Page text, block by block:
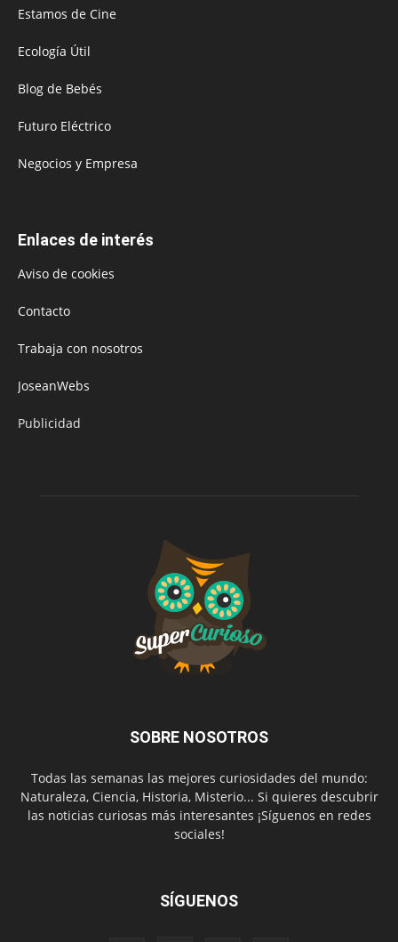
Estamos de Cine
Ecología Útil
Blog de Bebés
Futuro Eléctrico
Negocios y Empresa
Enlaces de interés
Aviso de cookies
Contacto
Trabaja con nosotros
JoseanWebs
Publicidad
SOBRE NOSOTROS
Todas las semanas las mejores curiosidades del mundo:
Naturaleza, Ciencia, Historia, Misterio... Si quieres descubrir
las noticias curiosas más interesantes ¡Síguenos en redes
sociales!
SÍGUENOS